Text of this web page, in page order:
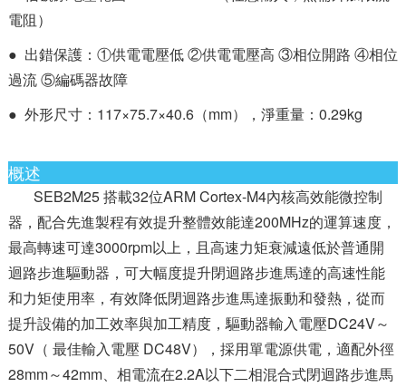
電阻）
● 出錯保護：①供電電壓低 ②供電電壓高 ③相位開路 ④相位
過流 ⑤編碼器故障
● 外形尺寸：117×75.7×40.6（mm），淨重量：0.29kg
概述
SEB2M25 搭載32位ARM Cortex-M4內核高效能微控制
器，配合先進製程有效提升整體效能達200MHz的運算速度，
最高轉速可達3000rpm以上，且高速力矩衰減遠低於普通開
迴路步進驅動器，可大幅度提升閉迴路步進馬達的高速性能
和力矩使用率，有效降低閉迴路步進馬達振動和發熱，從而
提升設備的加工效率與加工精度，驅動器輸入電壓DC24V～
50V（ 最佳輸入電壓 DC48V），採用單電源供電，適配外徑
28mm～42mm、相電流在2.2A以下二相混合式閉迴路步進馬